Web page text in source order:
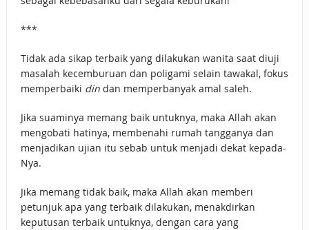
***
Tidak ada sikap terbaik yang dilakukan wanita saat diuji
masalah kecemburuan dan poligami selain tawakal, fokus
memperbaiki dindan memperbanyak amal saleh.
Jika suaminya memang baik untuknya, maka Allah akan
mengobati hatinya, membenahi rumah tangganya dan
menjadikan ujian itu sebab untuk menjadi dekat kepada-
Nya.
Jika memang tidak baik, maka Allah akan memberi
petunjuk apa yang terbaik dilakukan, menakdirkan
keputusan terbaik untuknya, dengan cara yang